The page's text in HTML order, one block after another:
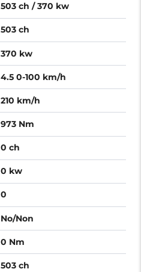
503 ch / 370 kw
503 ch
370 kw
4.5 0-100 km/h
210 km/h
973 Nm
0 ch
0 kw
0
No/Non
0 Nm
503 ch